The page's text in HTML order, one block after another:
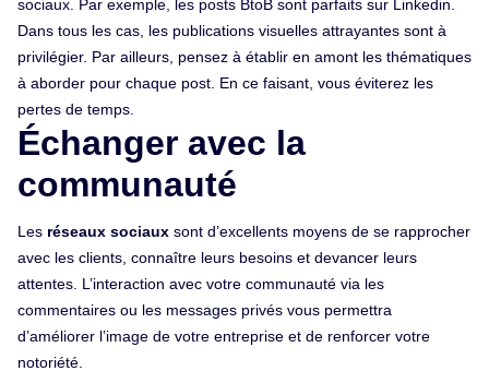
sociaux. Par exemple, les posts BtoB sont parfaits sur Linkedin.
Dans tous les cas, les publications visuelles attrayantes sont à
privilégier. Par ailleurs, pensez à établir en amont les thématiques
à aborder pour chaque post. En ce faisant, vous éviterez les
pertes de temps.
Échanger avec la
communauté
Les réseaux sociaux sont d’excellents moyens de se rapprocher
avec les clients, connaître leurs besoins et devancer leurs
attentes. L’interaction avec votre communauté via les
commentaires ou les messages privés vous permettra
d’améliorer l’image de votre entreprise et de renforcer votre
notoriété.